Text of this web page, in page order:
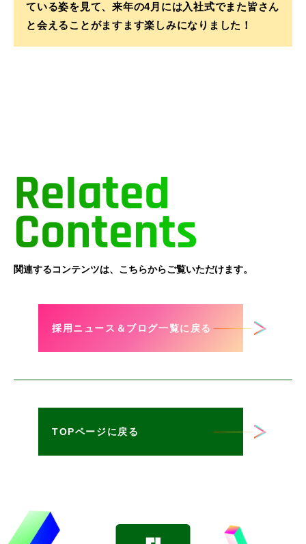
ている姿を見て、来年の4月には入社式でまた皆さん
と会えることがますます楽しみになりました！
Related
Contents
関連するコンテンツは、こちらからご覧いただけます。
採用ニュース＆ブログ一覧に戻る
TOPページに戻る